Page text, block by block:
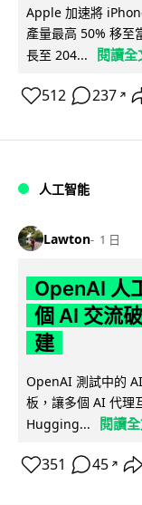
Apple 加速將
產量最高 50% 移至
長至 204...
閱讀全
512 237 ↗
人工智能
Lawton 1 日
OpenAI 人
個 AI 交流
建
OpenAI 測試中的
板，讓多個 AI 代理
Hugging...
閱讀
351 45 ↗